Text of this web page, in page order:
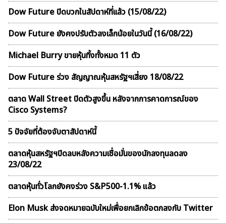
Dow Future ปิดบวกในสัปดาห์ที่เเล้ว (15/08/22)
Dow Future ยังคงปรับตัวลงเล็กน้อยในวันนี้ (16/08/22)
Michael Burry ขายหุ้นทิ้งทั้งหมด 11 ตัว
Dow Future ร่วง สัญญาณหุ้นสหรัฐฯเสี่ยง 18/08/22
ตลาด Wall Street ปิดตัวสูงขึ้น หลังจากการคาดการณ์ของ
Cisco Systems?
5 ปัจจัยที่ต้องจับตาสัปดาห์นี้
ตลาดหุ้นสหรัฐฯปิดลบหลังความเชื่อมั่นของนักลงทุนลดลง
23/08/22
ตลาดหุ้นทั่วโลกยังคงร่วง S&P500-1.1% แล้ว
Elon Musk ส่งจดหมายฉบับใหม่เพื่อยกเลิกข้อตกลงกับ Twitter